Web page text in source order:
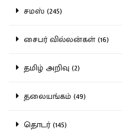
சமஸ் (245)
சைபர் வில்லன்கள் (16)
தமிழ் அறிவு (2)
தலையங்கம் (49)
தொடர் (145)